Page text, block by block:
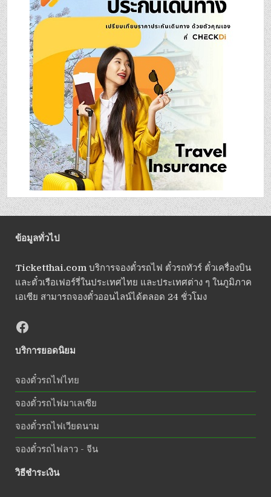
ข้อมูลทั่วไป
Ticketthai.comบริการจองตั๋วรถไฟ ตั๋วรถทัวร์ ตั๋วเครื่องบิน
และตั๋วเรือเฟอร์รี่ในประเทศไทย และประเทศต่าง ๆ ในภูมิภาค
เอเซีย สามารถจองตั๋วออนไลน์ได้ตลอด 24 ชั่วโมง
บริการยอดนิยม
จองตั๋วรถไฟไทย
จองตั๋วรถไฟมาเลเซีย
จองตั๋วรถไฟเวียดนาม
จองตั๋วรถไฟลาว - จีน
วิธีชำระเงิน